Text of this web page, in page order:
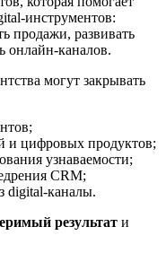
инструментов:
продажи, развивать
онлайн-каналов.
могут закрывать
и цифровых продуктов;
узнаваемости;
CRM;
digital-каналы.
результат и